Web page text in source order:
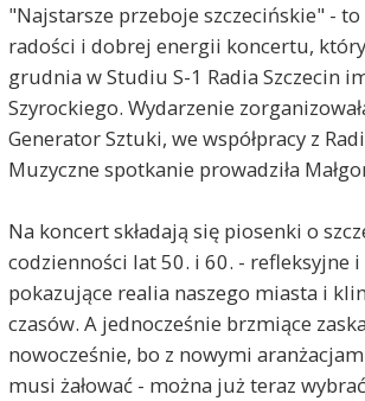
"Najstarsze przeboje szczecińskie" - to
radości i dobrej energii koncertu, który
grudnia w Studiu S-1 Radia Szczecin
Szyrockiego. Wydarzenie
Generator Sztuki, we współpracy z
Muzyczne spotkanie prowadziła
Na koncert składają się piosenki o
codzienności lat 50. i 60. - refleksyjne i
pokazujące realia naszego miasta i
czasów. A jednocześnie brzmiące
nowocześnie, bo z nowymi
musi żałować - można już teraz